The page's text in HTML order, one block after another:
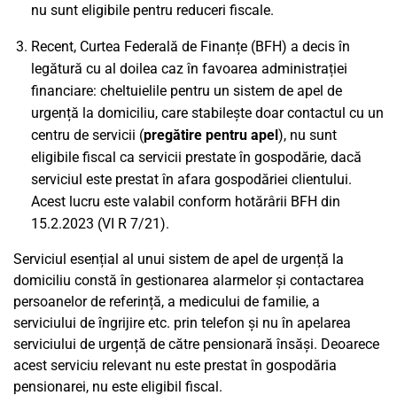
nu sunt eligibile pentru reduceri fiscale.
Recent, Curtea Federală de Finanțe (BFH) a decis în
legătură cu al doilea caz în favoarea administrației
financiare: cheltuielile pentru un sistem de apel de
urgență la domiciliu, care stabilește doar contactul cu un
centru de servicii (pregătire pentru apel), nu sunt
eligibile fiscal ca servicii prestate în gospodărie, dacă
serviciul este prestat în afara gospodăriei clientului.
Acest lucru este valabil conform hotărârii BFH din
15.2.2023 (VI R 7/21).
Serviciul esențial al unui sistem de apel de urgență la
domiciliu constă în gestionarea alarmelor și contactarea
persoanelor de referință, a medicului de familie, a
serviciului de îngrijire etc. prin telefon și nu în apelarea
serviciului de urgență de către pensionară însăși. Deoarece
acest serviciu relevant nu este prestat în gospodăria
pensionarei, nu este eligibil fiscal.